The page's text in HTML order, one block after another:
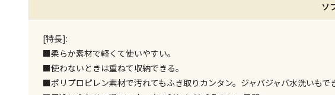
ソ
[特長]:
■柔らか素材で軽くて使いやすい。
■使わないときは重ねて収納できる。
■ポリプロピレン素材で汚れてもふき取りカンタン。ジャバジャバ水洗いもで